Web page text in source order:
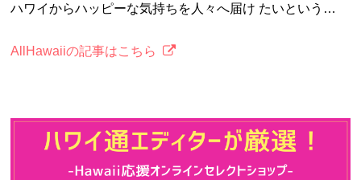
ハワイからハッピーな気持ちを人々へ届け たいという…
AllHawaiiの記事はこちら